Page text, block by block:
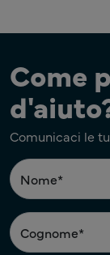
Come
Comunicaci le